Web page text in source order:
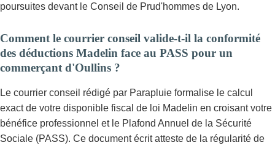
poursuites devant le Conseil de Prud'hommes de Lyon.
Comment le courrier conseil valide-t-il la conformité
des déductions Madelin face au PASS pour un
commerçant d'Oullins ?
Le courrier conseil rédigé par Parapluie formalise le calcul
exact de votre disponible fiscal de loi Madelin en croisant votre
bénéfice professionnel et le Plafond Annuel de la Sécurité
Sociale (PASS). Ce document écrit atteste de la régularité de